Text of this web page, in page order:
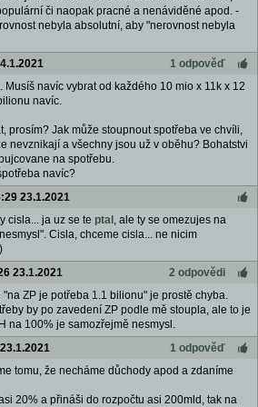
či naopak pracné a nenáviděné apod. -
nebyla absolutní, aby "nerovnost nebyla
1 odpověď
Musíš navíc vybrat od každého 10 mio x 11k x 12
navíc.
prosím? Jak může stoupnout spotřeba ve chvíli,
nevznikají a všechny jsou už v oběhu? Bohatstvi
na spotřebu.
navíc?
23.1.2021
cisla... ja uz se te ptal , ale ty se omezujes na
Cisla, chceme cisla... ne nicim
23.1.2021
2 odpovědi
"na ZP je potřeba 1.1 bilionu" je prostě chyba.
by po zavedení ZP podle mě stoupla, ale to je
na 100% je samozřejmě nesmysl.
1 odpověď
tomu, že necháme důchody apod a zdaníme
20% a přináši do rozpočtu asi 200mld, tak na